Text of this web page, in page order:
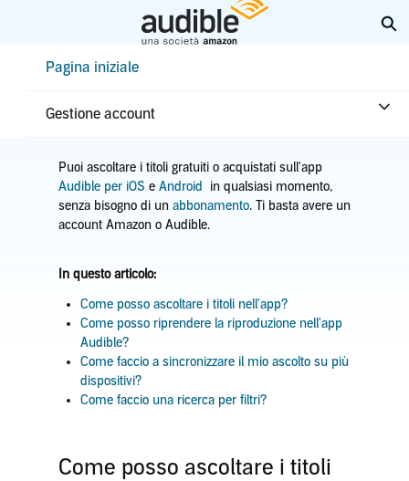
principalePagina iniziale
Gestione account
Pagina iniziale
Ascoltare nell'app
Puoi ascoltare i titoli gratuiti o acquistati sull'app
Audible per iOS e Android
in qualsiasi momento,
senza bisogno di un abbonamento. Ti basta avere un
account Amazon o Audible.
In questo articolo:
Come posso ascoltare i titoli nell'app?
Come posso riprendere la riproduzione nell'app
Audible?
Come faccio a sincronizzare il mio ascolto su più
dispositivi?
Come faccio una ricerca per filtri?
Come posso ascoltare i titoli